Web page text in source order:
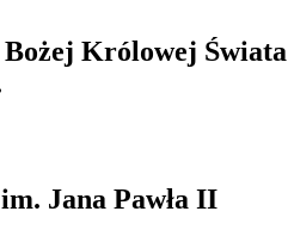
Królowej Świata
Jana Pawła II